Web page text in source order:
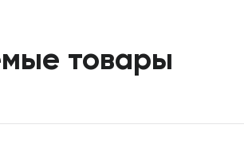
товары